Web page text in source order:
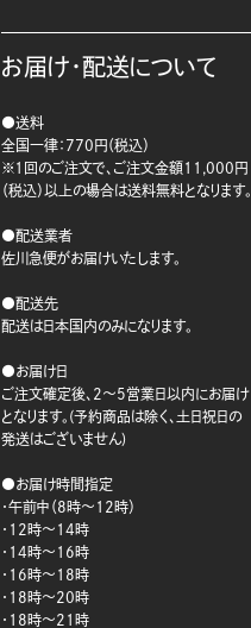
お届け・配送について
●送料
全国一律：770円（税込）
※1回のご注文で、ご注文金額11,000円
（税込）以上の場合は送料無料となります。
●配送業者
佐川急便がお届けいたします。
●配送先
配送は日本国内のみになります。
●お届け日
ご注文確定後、2～5営業日以内にお届け
となります。(予約商品は除く、土日祝日の
発送はございません)
●お届け時間指定
・午前中（8時～12時）
・12時～14時
・14時～16時
・16時～18時
・18時～20時
・18時～21時